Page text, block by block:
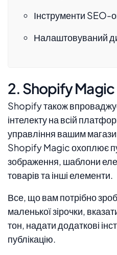
Інструменти SEO-
Налаштовуваний
2. Shopify Magic
Shopify також
інтелекту на всій
управління вашим
Shopify Magic охоплює
зображення, шаблони
товарів та інші елементи.
Все, що вам потрібно
маленької зірочки,
тон, надати додаткові
публікацію.